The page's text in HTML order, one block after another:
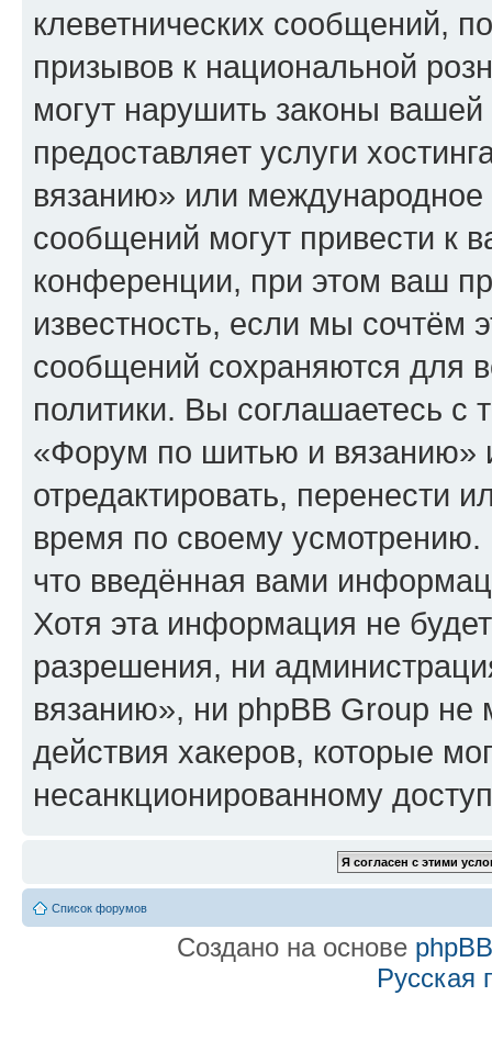
клеветнических сообщений,
призывов к национальной
могут нарушить законы
предоставляет услуги
вязанию» или
сообщений могут привести к
конференции, при этом ваш
известность, если мы сочтём
сообщений сохраняются для
политики. Вы соглашаетесь
«Форум по шитью и вязанию»
отредактировать, перенести
время по своему усмотрению.
что введённая вами
Хотя эта информация не
разрешения, ни
вязанию», ни phpBB Group не
действия хакеров, которые
несанкционированному
Список форумов
Создано на основе phpBB
Русская